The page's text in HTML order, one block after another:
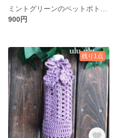
900円
残り1点